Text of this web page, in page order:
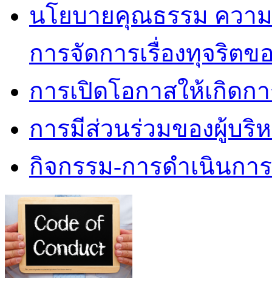
นโยบายคุณธรรม ควา
การจัดการเรื่องทุจริตข
การเปิดโอกาสให้เกิดก
การมีส่วนร่วมของผู้บริ
กิจกรรม-การดำเนินก